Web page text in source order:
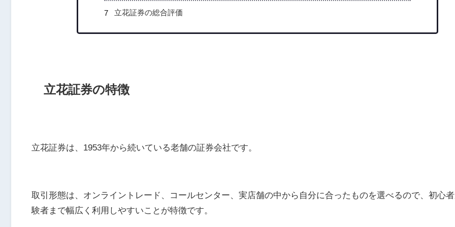
立花証券の総合評価
立花証券の特徴
立花証券は、 1953年から続いている老舗の証券会社です。
取引形態は、オンライントレード、コールセンター、実店舗の中から自分に合ったものを選べるので、初心
験者まで幅広く利用しやすいことが特徴です。